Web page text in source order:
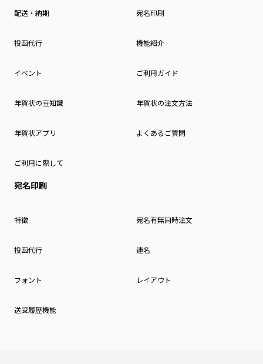
配送・納期 宛名印刷
投函代行 機能紹介
イベント ご利用ガイド
年賀状の豆知識 年賀状の注文方法
年賀状アプリ よくあるご質問
ご利用に際して
宛名印刷
特徴 宛名有無同時注文
投函代行 連名
フォント レイアウト
送受履歴機能